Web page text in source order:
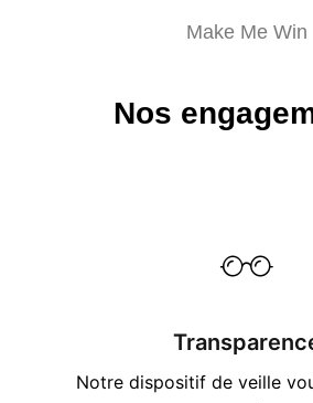
Make Me Win
Nos
Notre dispositif de veille